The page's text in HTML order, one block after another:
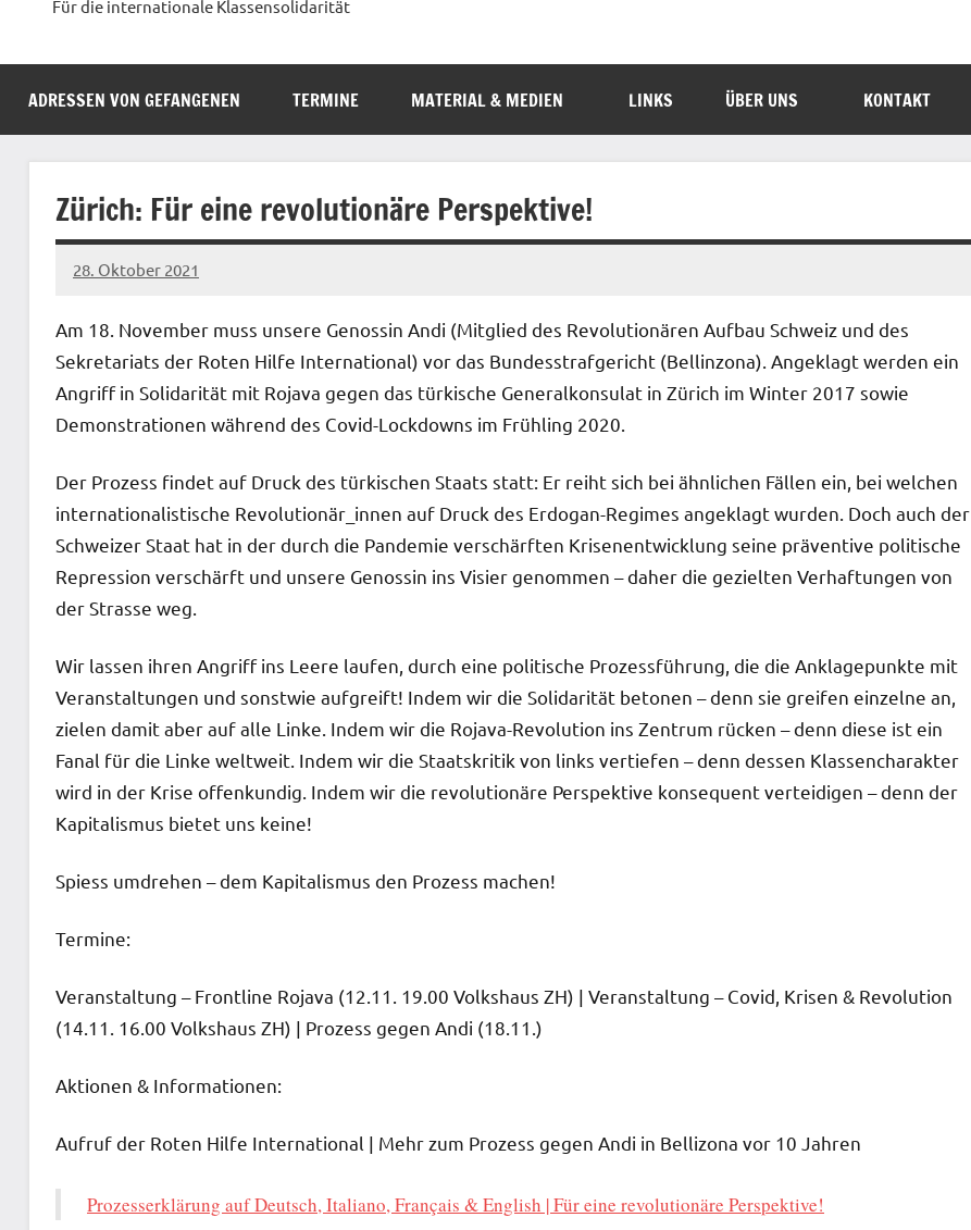
Für die internationale Klassensolidarität
ADRESSEN VON GEFANGENEN TERMINE MATERIAL & MEDIEN LINKS ÜBER UNS KONTAKT
Zürich: Für eine revolutionäre Perspektive!
28. Oktober 2021
network
Am 18. November muss unsere Genossin Andi (Mitglied des Revolutionären Aufbau Schweiz und des
Sekretariats der Roten Hilfe International) vor das Bundesstrafgericht (Bellinzona). Angeklagt werden ein
Angriff in Solidarität mit Rojava gegen das türkische Generalkonsulat in Zürich im Winter 2017 sowie
Demonstrationen während des Covid-Lockdowns im Frühling 2020.
Der Prozess findet auf Druck des türkischen Staats statt: Er reiht sich bei ähnlichen Fällen ein, bei welchen
internationalistische Revolutionär_innen auf Druck des Erdogan-Regimes angeklagt wurden. Doch auch der
Schweizer Staat hat in der durch die Pandemie verschärften Krisenentwicklung seine präventive politische
Repression verschärft und unsere Genossin ins Visier genommen – daher die gezielten Verhaftungen von
der Strasse weg.
Wir lassen ihren Angriff ins Leere laufen, durch eine politische Prozessführung, die die Anklagepunkte mit
Veranstaltungen und sonstwie aufgreift! Indem wir die Solidarität betonen – denn sie greifen einzelne an,
zielen damit aber auf alle Linke. Indem wir die Rojava-Revolution ins Zentrum rücken – denn diese ist ein
Fanal für die Linke weltweit. Indem wir die Staatskritik von links vertiefen – denn dessen Klassencharakter
wird in der Krise offenkundig. Indem wir die revolutionäre Perspektive konsequent verteidigen – denn der
Kapitalismus bietet uns keine!
Spiess umdrehen – dem Kapitalismus den Prozess machen!
Termine:
Veranstaltung – Frontline Rojava (12.11. 19.00 Volkshaus ZH) | Veranstaltung – Covid, Krisen & Revolution
(14.11. 16.00 Volkshaus ZH) | Prozess gegen Andi (18.11.)
Aktionen & Informationen:
Aufruf der Roten Hilfe International | Mehr zum Prozess gegen Andi in Bellizona vor 10 Jahren
Prozesserklärung auf Deutsch, Italiano, Français & English | Für eine revolutionäre Perspektive!